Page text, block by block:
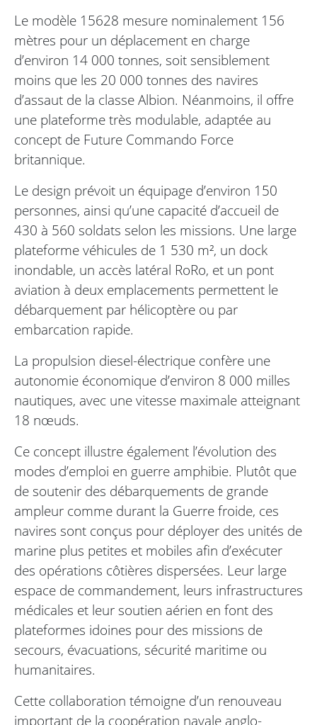
Le modèle 15628 mesure nominalement 156
mètres pour un déplacement en charge
d’environ 14 000 tonnes, soit sensiblement
moins que les 20 000 tonnes des navires
d’assaut de la classe Albion. Néanmoins, il offre
une plateforme très modulable, adaptée au
concept de Future Commando Force
britannique.
Le design prévoit un équipage d’environ 150
personnes, ainsi qu’une capacité d’accueil de
430 à 560 soldats selon les missions. Une large
plateforme véhicules de 1 530 m², un dock
inondable, un accès latéral RoRo, et un pont
aviation à deux emplacements permettent le
débarquement par hélicoptère ou par
embarcation rapide.
La propulsion diesel-électrique confère une
autonomie économique d’environ 8 000 milles
nautiques, avec une vitesse maximale atteignant
18 nœuds.
Ce concept illustre également l’évolution des
modes d’emploi en guerre amphibie. Plutôt que
de soutenir des débarquements de grande
ampleur comme durant la Guerre froide, ces
navires sont conçus pour déployer des unités de
marine plus petites et mobiles afin d’exécuter
des opérations côtières dispersées. Leur large
espace de commandement, leurs infrastructures
médicales et leur soutien aérien en font des
plateformes idoines pour des missions de
secours, évacuations, sécurité maritime ou
humanitaires.
Cette collaboration témoigne d’un renouveau
important de la coopération navale anglo-